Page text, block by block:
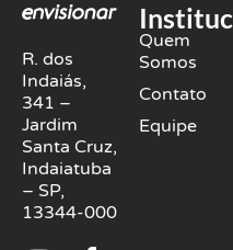
R. dos
Indaiás,
341 –
Jardim
Santa Cruz,
Indaiatuba
– SP,
13344-000
Quem
Somos
Contato
Equipe